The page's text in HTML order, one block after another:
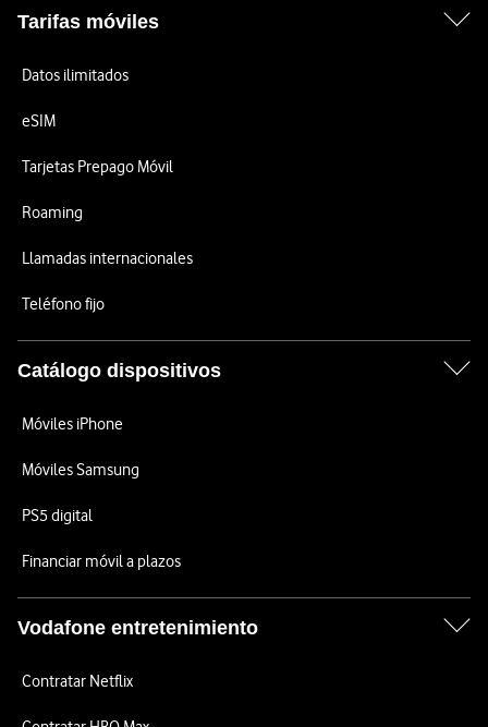
Tarifas móviles
Datos ilimitados
eSIM
Tarjetas Prepago Móvil
Roaming
Llamadas internacionales
Teléfono fijo
Catálogo dispositivos
Móviles iPhone
Móviles Samsung
PS5 digital
Financiar móvil a plazos
Vodafone entretenimiento
Contratar Netflix